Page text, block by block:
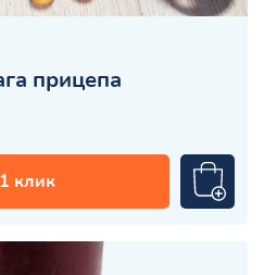
прицепа
клик